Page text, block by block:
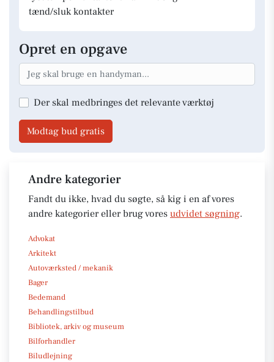
tænd/sluk kontakter
Opret en opgave
Der skal medbringes det relevante værktøj
Modtag bud gratis
Andre kategorier
Fandt du ikke, hvad du søgte, så kig i en af vores
andre kategorier eller brug vores udvidet søgning.
Advokat
Arkitekt
Autoværksted / mekanik
Bager
Bedemand
Behandlingstilbud
Bibliotek, arkiv og museum
Bilforhandler
Biludlejning